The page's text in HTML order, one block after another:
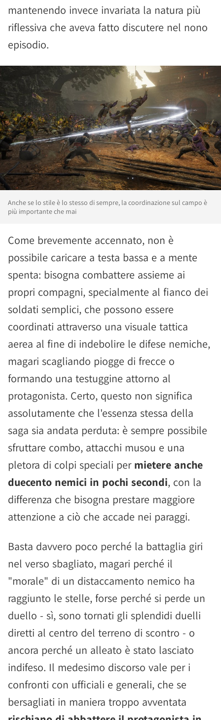
mantenendo invece invariata la natura più
riflessiva che aveva fatto discutere nel nono
episodio.
Anche se lo stile è lo stesso di sempre, la coordinazione sul campo è
più importante che mai
Come brevemente accennato, non è
possibile caricare a testa bassa e a mente
spenta: bisogna combattere assieme ai
propri compagni, specialmente al fianco dei
soldati semplici, che possono essere
coordinati attraverso una visuale tattica
aerea al fine di indebolire le difese nemiche,
magari scagliando piogge di frecce o
formando una testuggine attorno al
protagonista. Certo, questo non significa
assolutamente che l'essenza stessa della
saga sia andata perduta: è sempre possibile
sfruttare combo, attacchi musou e una
pletora di colpi speciali per mietere anche
duecento nemici in pochi secondi, con la
differenza che bisogna prestare maggiore
attenzione a ciò che accade nei paraggi.
Basta davvero poco perché la battaglia giri
nel verso sbagliato, magari perché il
"morale" di un distaccamento nemico ha
raggiunto le stelle, forse perché si perde un
duello - sì, sono tornati gli splendidi duelli
diretti al centro del terreno di scontro - o
ancora perché un alleato è stato lasciato
indifeso. Il medesimo discorso vale per i
confronti con ufficiali e generali, che se
bersagliati in maniera troppo avventata